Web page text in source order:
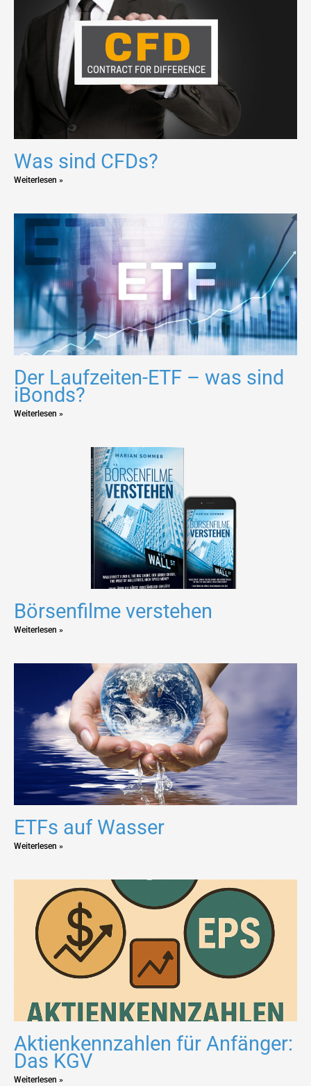
Was sind CFDs?
Weiterlesen »
Der Laufzeiten-ETF – was sind
iBonds?
Weiterlesen »
Börsenfilme verstehen
Weiterlesen »
ETFs auf Wasser
Weiterlesen »
Aktienkennzahlen für Anfänger:
Das KGV
Weiterlesen »